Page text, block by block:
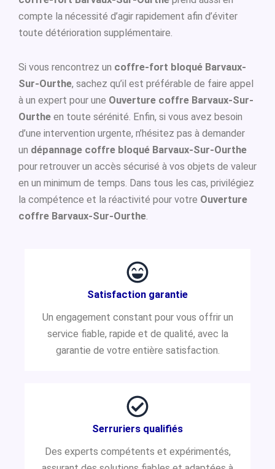
compte la nécessité d’agir rapidement afin d’éviter
toute détérioration supplémentaire.
Si vous rencontrez un coffre-fort bloqué Barvaux-
Sur-Ourthe, sachez qu’il est préférable de faire appel
à un expert pour une Ouverture coffre Barvaux-Sur-
Ourthe en toute sérénité. Enfin, si vous avez besoin
d’une intervention urgente, n’hésitez pas à demander
un dépannage coffre bloqué Barvaux-Sur-Ourthe
pour retrouver un accès sécurisé à vos objets de valeur
en un minimum de temps. Dans tous les cas, privilégiez
la compétence et la réactivité pour votre Ouverture
coffre Barvaux-Sur-Ourthe.
Satisfaction garantie
Un engagement constant pour vous offrir un
service fiable, rapide et de qualité, avec la
garantie de votre entière satisfaction.
Serruriers qualifiés
Des experts compétents et expérimentés,